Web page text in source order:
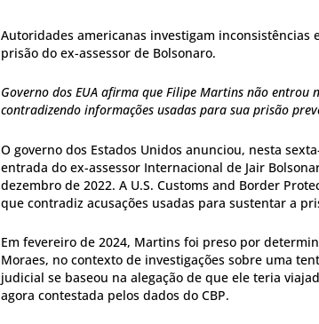
Autoridades americanas investigam inconsistências
prisão do ex-assessor de Bolsonaro.
Governo dos EUA afirma que Filipe Martins não entrou
contradizendo informações usadas para sua prisão
O governo dos Estados Unidos anunciou, nesta
entrada do ex-assessor Internacional de Jair
dezembro de 2022. A U.S. Customs and Border
que contradiz acusações usadas para sustentar a
Em fevereiro de 2024, Martins foi preso por
Moraes, no contexto de investigações sobre uma
judicial se baseou na alegação de que ele teria
agora contestada pelos dados do CBP.